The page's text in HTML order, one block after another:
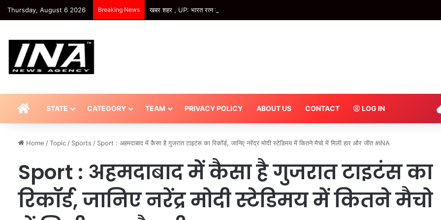
Thursday, August 6 2026 Breaking News खबर शहर , UP: भारत रत्न के लिए मेजर ध्यानचंद के समर्थन में उतरा आगरा, खिलाड़ियों ने पीएमओ को भेजना शुरू किए ई-मेल –
HOMESTATE CATEGORY TEAM PRIVACY POLICY ABOUT US CONTACT LOG IN
Home /Topic / Sports / Sport : अहमदाबाद में कैसा है गुजरात टाइटंस का रिकॉर्ड, जानिए नरेंद्र मोदी स्टेडिमय में कितने मैचो में मिली हार और जीत #INA
Sport : अहमदाबाद में कैसा है गुजरात टाइटंस का
रिकॉर्ड, जानिए नरेंद्र मोदी स्टेडिमय में कितने मैचो